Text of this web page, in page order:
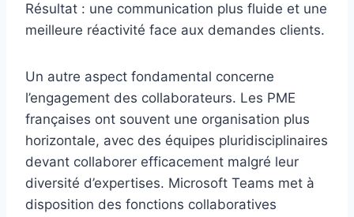
Résultat : une communication plus fluide et une
meilleure réactivité face aux demandes clients.
Un autre aspect fondamental concerne
l’engagement des collaborateurs. Les PME
françaises ont souvent une organisation plus
horizontale, avec des équipes pluridisciplinaires
devant collaborer efficacement malgré leur
diversité d’expertises. Microsoft Teams met à
disposition des fonctions collaboratives